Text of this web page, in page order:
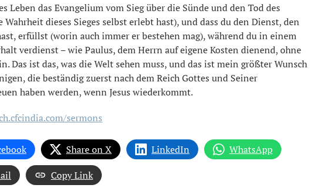
Leben das Evangelium vom Sieg über die Sünde und den Tod des
dieses Sieges selbst erlebt hast), und dass du den Dienst, den
erfüllst (worin auch immer er bestehen mag), während du in einem
verdienst – wie Paulus, dem Herrn auf eigene Kosten dienend, ohne
Das ist das, was die Welt sehen muss, und das ist mein größter Wunsch
die beständig zuerst nach dem Reich Gottes und Seiner
haben werden, wenn Jesus wiederkommt.
sermons
Share on X LinkedIn
WhatsApp
Copy Link